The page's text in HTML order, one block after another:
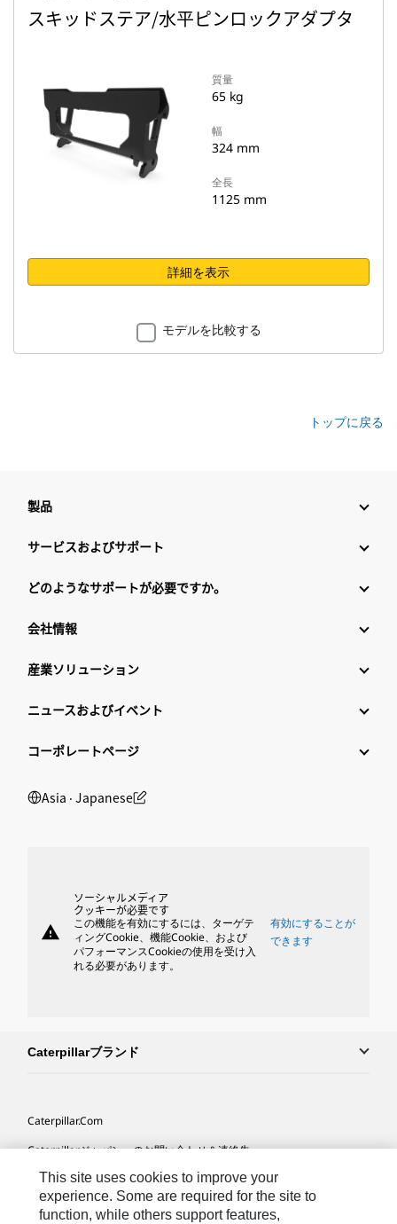
スキッドステア/水平ピンロックアダプタ
質量
65 kg
幅
324 mm
全長
1125 mm
詳細を表示
モデルを比較する
トップに戻る
製品
サービスおよびサポート
どのようなサポートが必要ですか。
会社情報
産業ソリューション
ニュースおよびイベント
コーポレートページ
Asia ‧ Japanese
warning
ソーシャルメディア
クッキーが必要です
この機能を有効にするには、ターゲテ
ィングCookie、機能Cookie、および
パフォーマンスCookieの使用を受け入
れる必要があります。
有効にすることが
できます
Caterpillarブランド
Caterpillar.com
Caterpillarジャパンへのお問い合わせ＆連絡先
マイマーケティング情報配信設定
サイト･マップ
This site uses cookies to improve your
experience. Some are required for the site to
function, while others support features,